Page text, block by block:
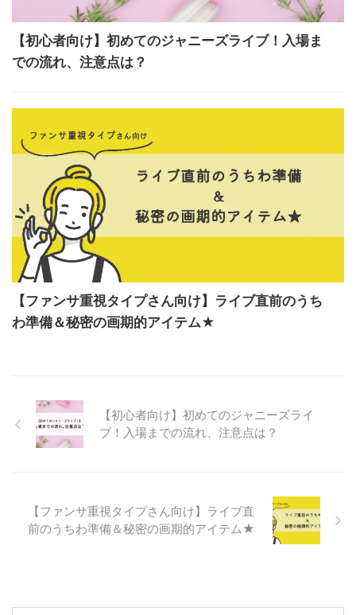
【初心者向け】初めてのジャニーズライブ！入場ま
での流れ、注意点は？
【ファンサ重視タイプさん向け】ライブ直前のうち
わ準備＆秘密の画期的アイテム★
【初心者向け】初めてのジャニーズライ
ブ！入場までの流れ、注意点は？
【ファンサ重視タイプさん向け】ライブ直
前のうちわ準備＆秘密の画期的アイテム★